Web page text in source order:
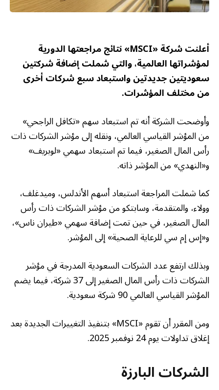
أعلنت شركة «MSCI» نتائج مراجعتها الدورية
لمؤشراتها العالمية، والتي شملت إضافة شركتين
سعوديتين جديدتين واستبعاد سبع شركات أخرى
من مختلف المؤشرات.
وأوضحت الشركة أنه تم استبعاد سهم «تكافل الراجحي»
من المؤشر القياسي العالمي، ونقله إلى مؤشر الشركات ذات
رأس المال الصغير، فيما تم استبعاد سهمي «لوبريف»
و«النهدي» من المؤشر ذاته.
كما شملت المراجعة استبعاد أسهم الأندلس، وميدغلف،
وولاء، والمتقدمة، وسابتكو من مؤشر الشركات ذات رأس
المال الصغير، في حين تمت إضافة سهمي «طيران ناس»،
و«إس إم سي للرعاية الصحية» إلى المؤشر.
وبذلك ارتفع عدد الشركات السعودية المدرجة في مؤشر
الشركات ذات رأس المال الصغير إلى 37 شركة، فيما يضم
المؤشر القياسي العالمي 90 شركة سعودية.
ومن المقرر أن تقوم «MSCI» بتنفيذ التغييرات الجديدة بعد
إغلاق تداولات يوم 24 نوفمبر 2025.
الشركات البارزة